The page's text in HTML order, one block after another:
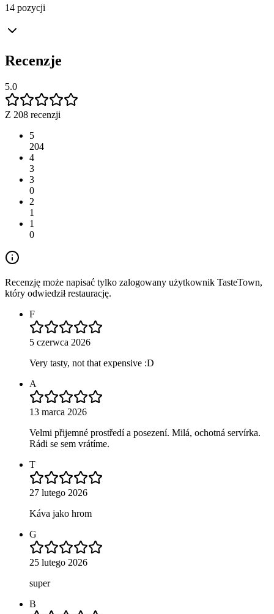
14 pozycji
Recenzje
5.0
Z 208 recenzji
5
204
4
3
3
0
2
1
1
0
Recenzję może napisać tylko zalogowany użytkownik TasteTown,
który odwiedził restaurację.
F
5 czerwca 2026
Very tasty, not that expensive :D
A
13 marca 2026
Velmi přijemné prostředí a posezení. Milá, ochotná servírka.
Rádi se sem vrátíme.
T
27 lutego 2026
Káva jako hrom
G
25 lutego 2026
super
B